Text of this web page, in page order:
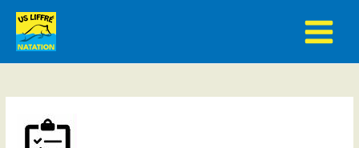
contenu